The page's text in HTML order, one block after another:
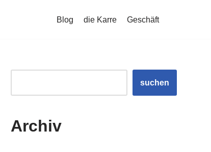
Blog die Karre Geschäft
suchen
Archiv